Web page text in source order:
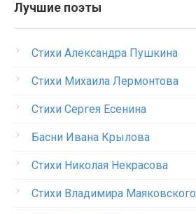
Лучшие поэты
Стихи Александра Пушкина
Стихи Михаила Лермонтова
Стихи Сергея Есенина
Басни Ивана Крылова
Стихи Николая Некрасова
Стихи Владимира Маяковского